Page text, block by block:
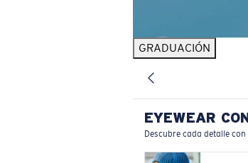
GRADUACIÓN
EYEWEAR
Descubre cada detalle